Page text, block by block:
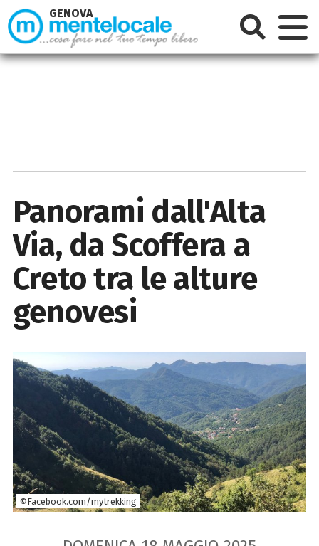
Panorami dall'Alta
Via, da Scoffera a
Creto tra le alture
genovesi
©Facebook.com/mytrekking
GENOVA